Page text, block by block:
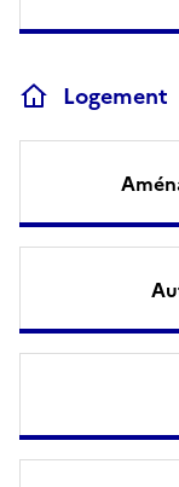
Logement